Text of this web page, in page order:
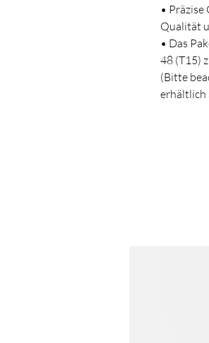
•
Qualität
• Das
48 (T15)
(Bitte
erhältlich